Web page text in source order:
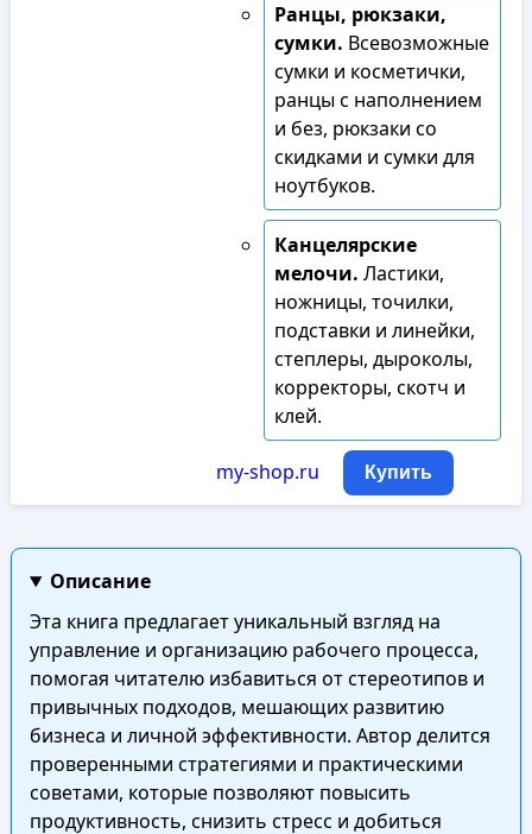
Ранцы, рюкзаки,
сумки. Всевозможные
сумки и косметички,
ранцы с наполнением
и без, рюкзаки со
скидками и сумки для
ноутбуков.
Канцелярские
мелочи. Ластики,
ножницы, точилки,
подставки и линейки,
степлеры, дыроколы,
корректоры, скотч и
клей.
my-shop.ru Купить
Описание
Эта книга предлагает уникальный взгляд на
управление и организацию рабочего процесса,
помогая читателю избавиться от стереотипов и
привычных подходов, мешающих развитию
бизнеса и личной эффективности. Автор делится
проверенными стратегиями и практическими
советами, которые позволяют повысить
продуктивность, снизить стресс и добиться